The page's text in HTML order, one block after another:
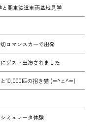
関東鉄道車両基地見学
ロマンスカーで出発
ゲスト出演されました
と10,000匹の招き猫 (=^ェ^=)
ミュレータ体験